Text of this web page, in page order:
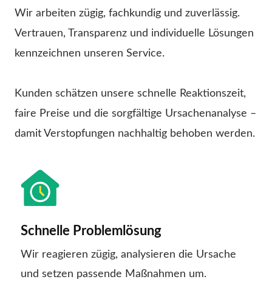
Wir arbeiten zügig, fachkundig und zuverlässig.
Vertrauen, Transparenz und individuelle Lösungen
kennzeichnen unseren Service.
Kunden schätzen unsere schnelle Reaktionszeit,
faire Preise und die sorgfältige Ursachenanalyse –
damit Verstopfungen nachhaltig behoben werden.
Schnelle Problemlösung
Wir reagieren zügig, analysieren die Ursache
und setzen passende Maßnahmen um.